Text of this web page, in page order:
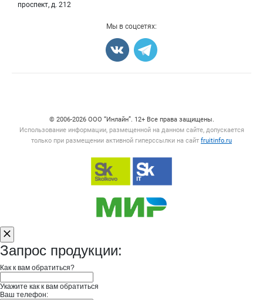
проспект, д. 212
Мы в соцсетях:
© 2006‑2026 ООО “Инлайн”. 12+ Все права защищены.
Использование информации, размещенной на данном сайте, допускается
только при размещении активной гиперссылки на сайт fruitinfo.ru
Запрос продукции:
Как к вам обратиться?
Укажите как к вам обратиться
Ваш телефон: